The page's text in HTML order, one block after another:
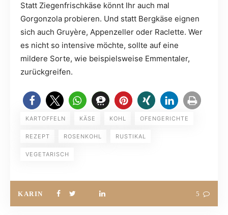
Statt Ziegenfrischkäse könnt Ihr auch mal
Gorgonzola probieren. Und statt Bergkäse eignen
sich auch Gruyère, Appenzeller oder Raclette. Wer
es nicht so intensive möchte, sollte auf eine
mildere Sorte, wie beispielsweise Emmentaler,
zurückgreifen.
KARTOFFELN KÄSE KOHL OFENGERICHTE
REZEPT ROSENKOHL RUSTIKAL
VEGETARISCH
KARIN 5